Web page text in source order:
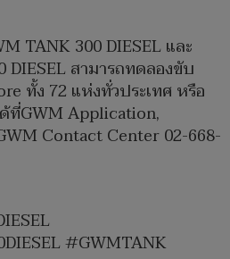
TANK 300 DIESEL และ
DIESEL สามารถทดลองขับ
ทั้ง 72 แห่งทั่วประเทศ หรือ
ที่GWM Application,
Contact Center 02-668-
#GWMTANK